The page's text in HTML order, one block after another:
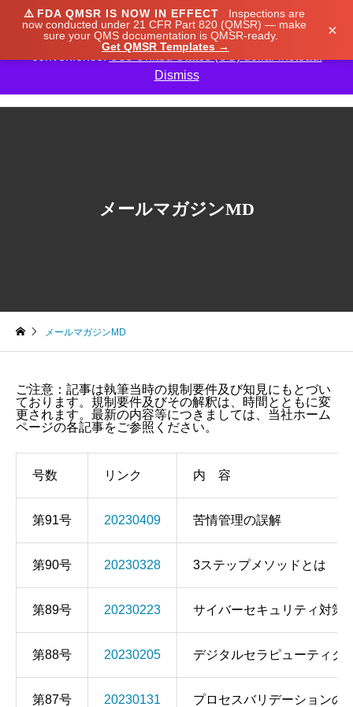
⚠️ FDA QMSR IS NOW IN EFFECT
Inspections are
now conducted under 21 CFR Part 820 (QMSR) — make
sure your QMS documentation is QMSR-ready.
Get QMSR Templates →
×
メールマガジンMD
メールマガジンMD
ご注意：記事は執筆当時の規制要件及び知見にもとづい
ております。規制要件及びその解釈は、時間とともに変
更されます。最新の内容等につきましては、当社ホーム
ページの各記事をご参照ください。
号数 リンク 内 容
第91号 20230409 苦情管理の誤解
第90号 20230328 3ステップメソッドとは
第89号 20230223 サイバーセキュリティ対策
第88号 20230205 デジタルセラピューティク
第87号 20230131 プロセスバリデーションの
We noticed you're visiting from Japan. We've updated
our prices to Japanese yen for your shopping
convenience.Use United States (US) dollar instead.
Dismiss